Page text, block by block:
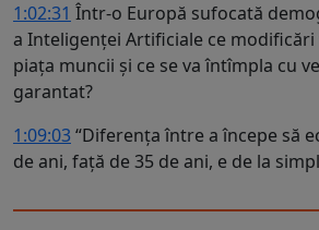
1:02:31 Într-o Europă sufocată
a Inteligenței Artificiale ce modificări
piața muncii și ce se va întîmpla cu
garantat?
1:09:03“Diferența între a începe să
de ani, față de 35 de ani, e de la